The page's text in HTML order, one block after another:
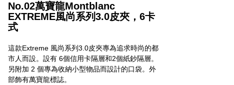
No.02萬寶龍Montblanc
EXTREME風尚系列3.0皮夾，6卡
式
這款Extreme 風尚系列3.0皮夾專為追求時尚的都
市人而設。設有 6個信用卡隔層和2個紙鈔隔層。
另附加 2 個專為收納小型物品而設計的口袋。外
部飾有萬寶龍標誌。